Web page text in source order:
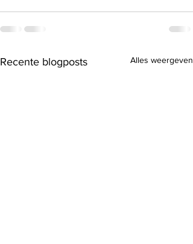
Recente blogposts Alles weergeven